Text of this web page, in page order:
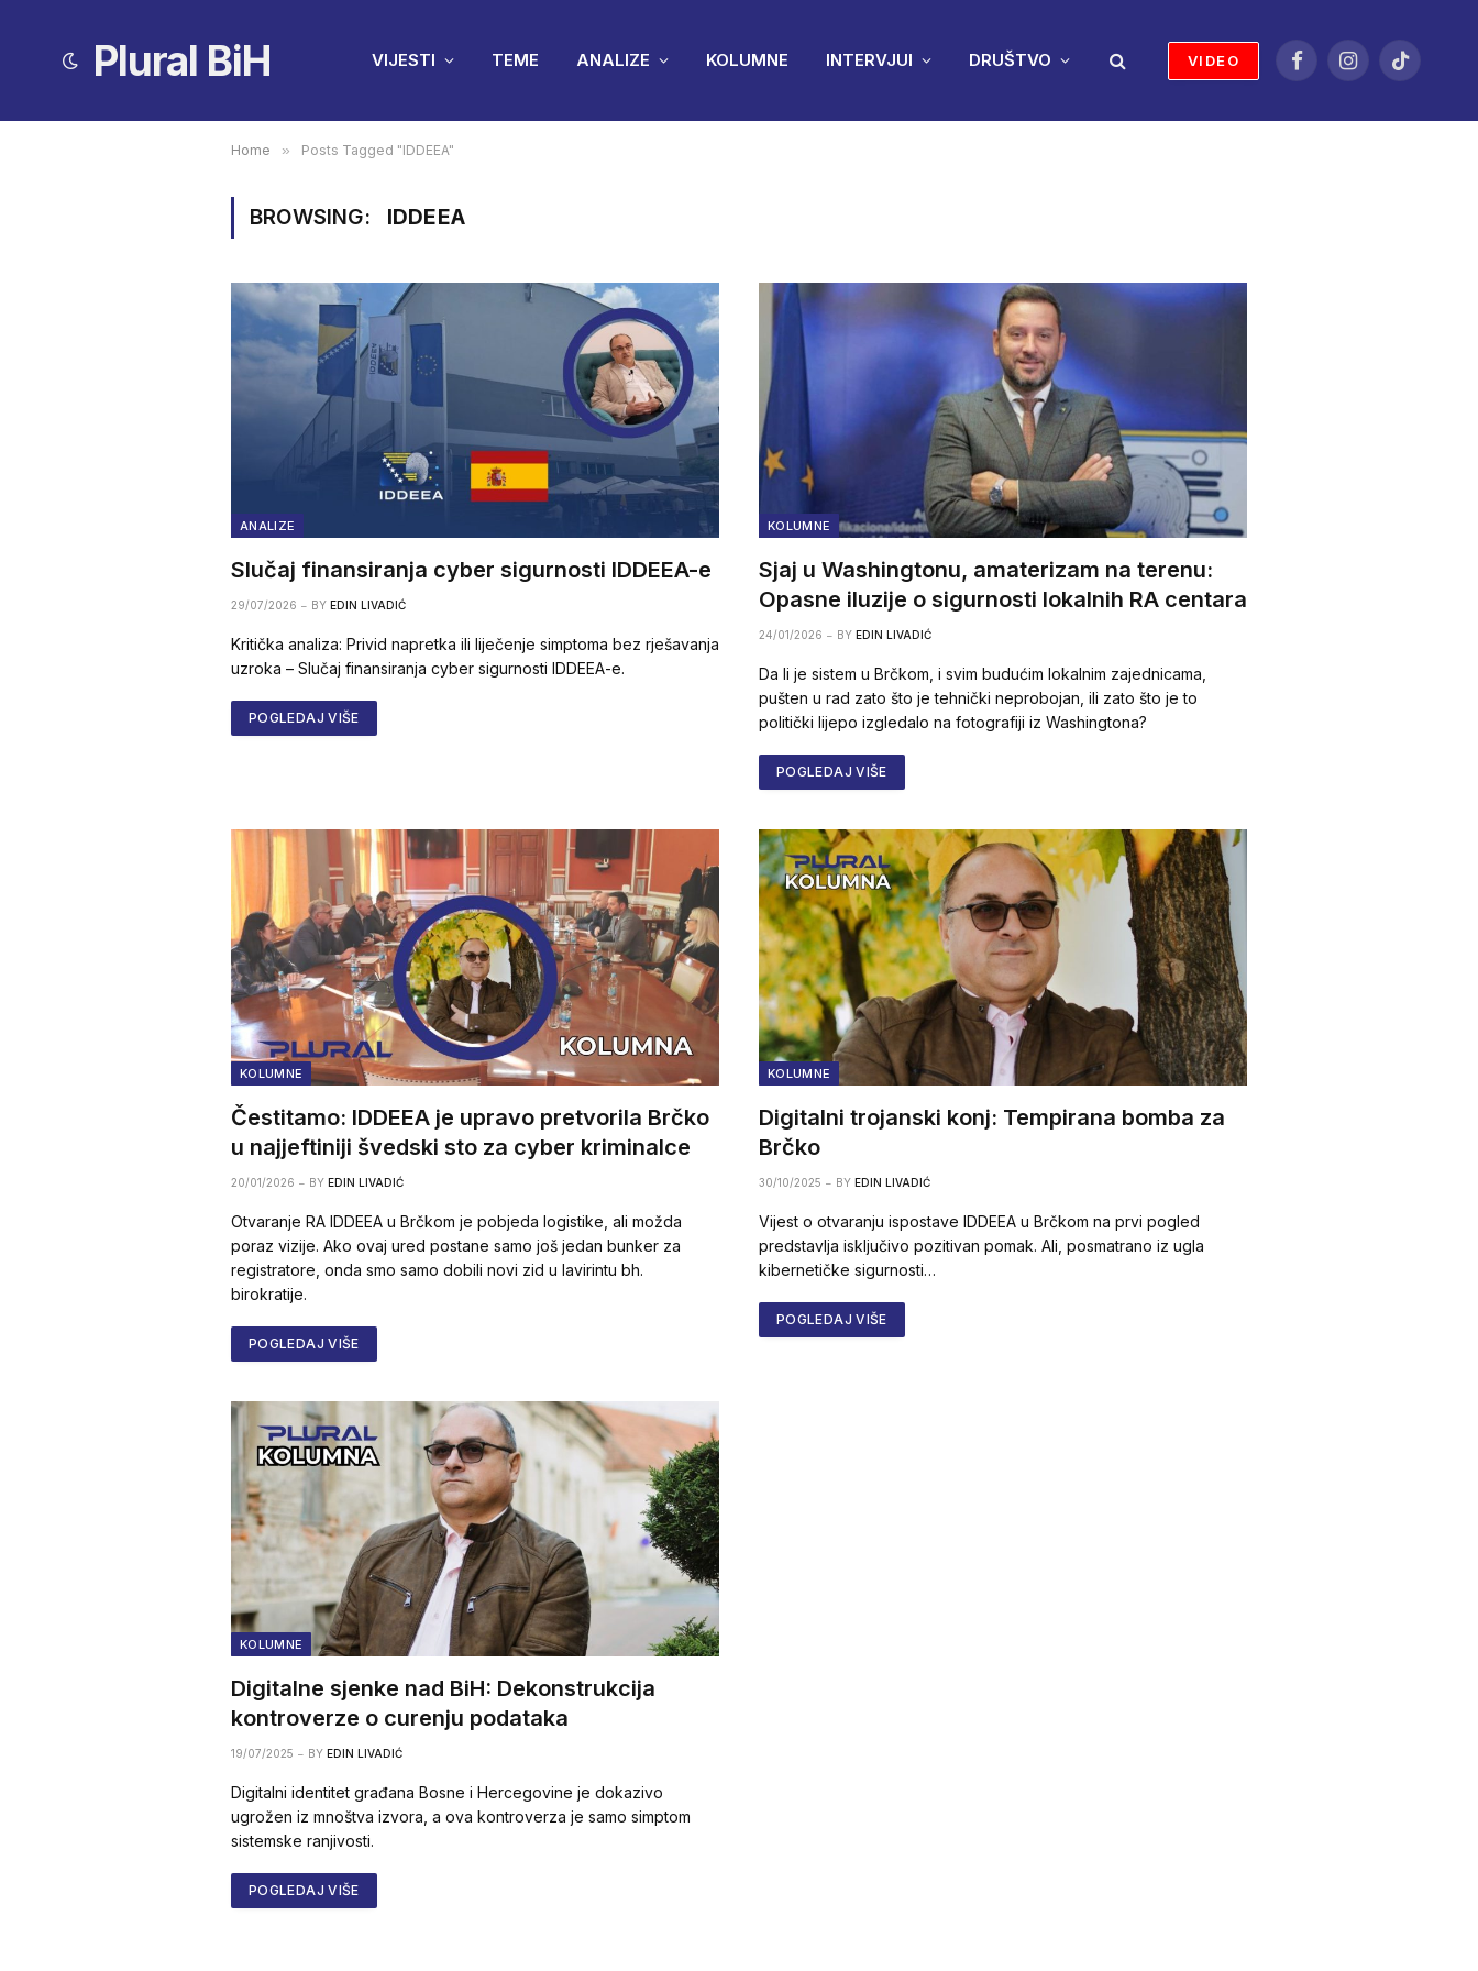
Plural BiH VIJESTI TEME ANALIZE KOLUMNE INTERVJUI DRUŠTVO VIDEO
FacebookInstagramTikTok
Home » Posts Tagged "IDDEEA"
BROWSING: IDDEEA
ANALIZE
Slučaj finansiranja cyber sigurnosti IDDEEA-e
29/07/2026 BY EDIN LIVADIĆ
Kritička analiza: Privid napretka ili liječenje simptoma bez rješavanja
uzroka – Slučaj finansiranja cyber sigurnosti IDDEEA-e.
POGLEDAJ VIŠE
KOLUMNE
Sjaj u Washingtonu, amaterizam na terenu:
Opasne iluzije o sigurnosti lokalnih RA centara
24/01/2026 BY EDIN LIVADIĆ
Da li je sistem u Brčkom, i svim budućim lokalnim zajednicama,
pušten u rad zato što je tehnički neprobojan, ili zato što je to
politički lijepo izgledalo na fotografiji iz Washingtona?
POGLEDAJ VIŠE
KOLUMNE
Čestitamo: IDDEEA je upravo pretvorila Brčko
u najjeftiniji švedski sto za cyber kriminalce
20/01/2026 BY EDIN LIVADIĆ
Otvaranje RA IDDEEA u Brčkom je pobjeda logistike, ali možda
poraz vizije. Ako ovaj ured postane samo još jedan bunker za
registratore, onda smo samo dobili novi zid u lavirintu bh.
birokratije.
POGLEDAJ VIŠE
KOLUMNE
Digitalni trojanski konj: Tempirana bomba za
Brčko
30/10/2025 BY EDIN LIVADIĆ
Vijest o otvaranju ispostave IDDEEA u Brčkom na prvi pogled
predstavlja isključivo pozitivan pomak. Ali, posmatrano iz ugla
kibernetičke sigurnosti…
POGLEDAJ VIŠE
KOLUMNE
Digitalne sjenke nad BiH: Dekonstrukcija
kontroverze o curenju podataka
19/07/2025 BY EDIN LIVADIĆ
Digitalni identitet građana Bosne i Hercegovine je dokazivo
ugrožen iz mnoštva izvora, a ova kontroverza je samo simptom
sistemske ranjivosti.
POGLEDAJ VIŠE